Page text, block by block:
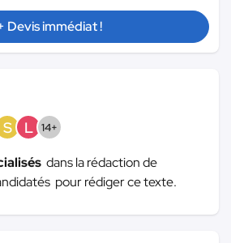
Devis immédiat !
S L 14+
dans la rédaction de
pour rédiger ce texte.